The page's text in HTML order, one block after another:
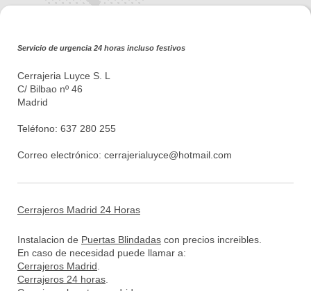
Servicio de urgencia 24 horas incluso festivos
Cerrajeria Luyce S. L
C/ Bilbao nº 46
Madrid
Teléfono: 637 280 255
Correo electrónico: cerrajerialuyce@hotmail.com
Cerrajeros Madrid 24 Horas
Instalacion de Puertas Blindadas con precios increibles.
En caso de necesidad puede llamar a:
Cerrajeros Madrid
Cerrajeros 24 horas